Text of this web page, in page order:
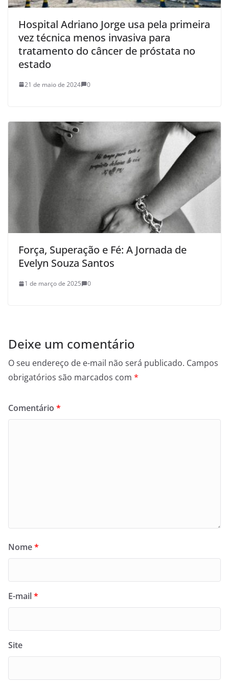
Hospital Adriano Jorge usa pela primeira
vez técnica menos invasiva para
tratamento do câncer de próstata no
estado
21 de maio de 2024 0
Força, Superação e Fé: A Jornada de
Evelyn Souza Santos
1 de março de 2025 0
Deixe um comentário
O seu endereço de e-mail não será publicado. Campos
obrigatórios são marcados com *
Comentário *
Nome*
E-mail*
Site